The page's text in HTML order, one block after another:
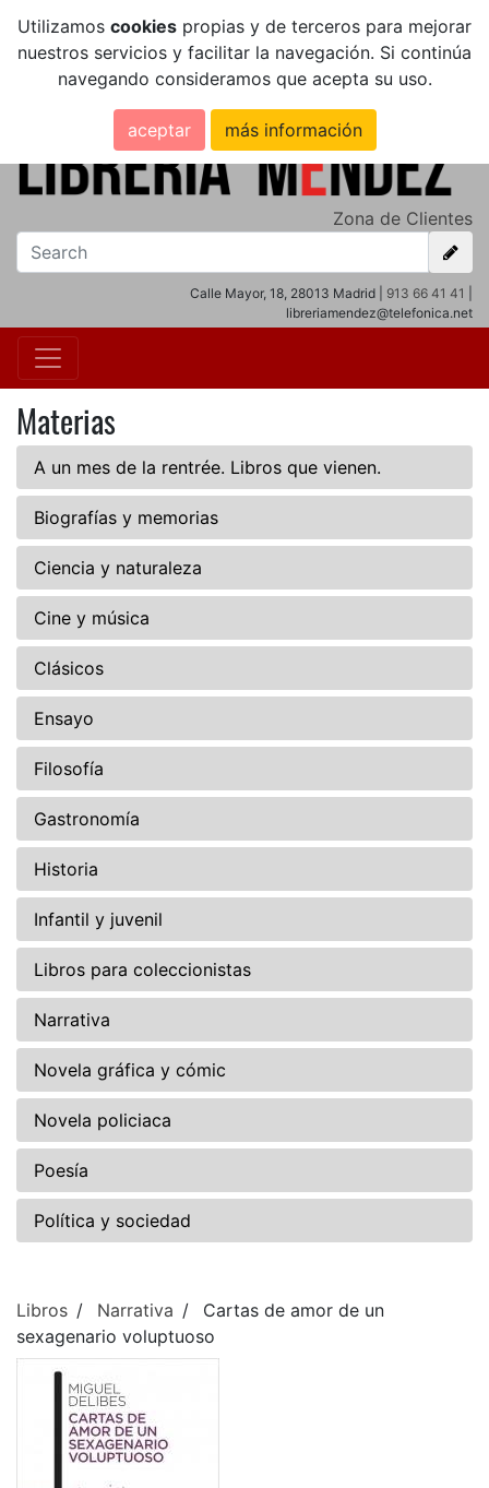
Utilizamos cookies propias y de terceros para mejorar
nuestros servicios y facilitar la navegación. Si continúa
navegando consideramos que acepta su uso.
aceptar más información
Zona de Clientes
Calle Mayor, 18, 28013 Madrid | 913 66 41 41
libreriamendez@telefonica.net
Materias
A un mes de la rentrée. Libros que vienen.
Biografías y memorias
Ciencia y naturaleza
Cine y música
Clásicos
Ensayo
Filosofía
Gastronomía
Historia
Infantil y juvenil
Libros para coleccionistas
Narrativa
Novela gráfica y cómic
Novela policiaca
Poesía
Política y sociedad
Libros Narrativa
Cartas de amor de un
sexagenario voluptuoso